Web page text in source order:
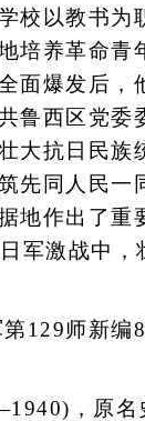
校以教书为
培养革命青
面爆发后，
鲁西区党委
大抗日民族
先同人民一
地作出了重
军激战中，
师新编8
，原名